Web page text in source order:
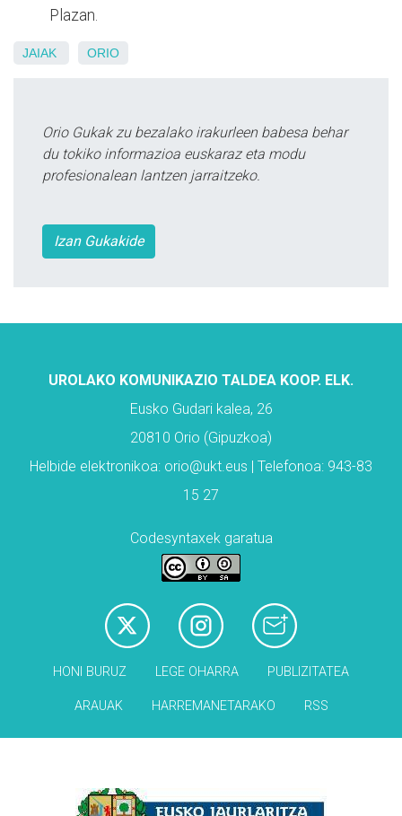
Plazan.
JAIAK ORIO
Orio Gukak zu bezalako irakurleen babesa behar
du tokiko informazioa euskaraz eta modu
profesionalean lantzen jarraitzeko.
Izan Gukakide
UROLAKO KOMUNIKAZIO TALDEA KOOP. ELK.
Eusko Gudari kalea, 26
20810 Orio (Gipuzkoa)
Helbide elektronikoa: orio@ukt.eus | Telefonoa: 943-83
15 27
Codesyntaxek garatua
HONI BURUZ LEGE OHARRA PUBLIZITATEA
ARAUAK HARREMANETARAKO RSS